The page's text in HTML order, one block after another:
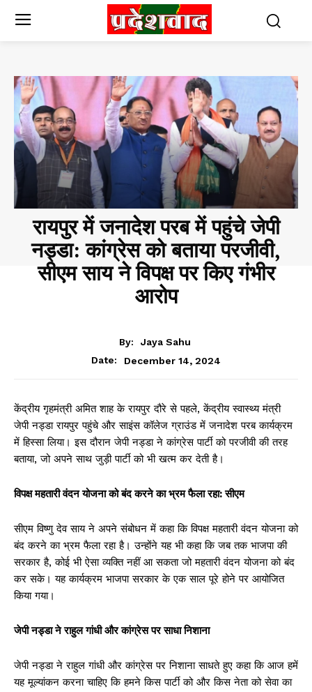
रायपुर में जनादेश परब में पहुंचे जेपी
नड्डा: कांग्रेस को बताया परजीवी,
सीएम साय ने विपक्ष पर किए गंभीर
आरोप
By:
Jaya Sahu
Date:
December 14, 2024
केंद्रीय गृहमंत्री अमित शाह के रायपुर दौरे से पहले, केंद्रीय स्वास्थ्य मंत्री
जेपी नड्डा रायपुर पहुंचे और साइंस कॉलेज ग्राउंड में जनादेश परब कार्यक्रम
में हिस्सा लिया। इस दौरान जेपी नड्डा ने कांग्रेस पार्टी को परजीवी की तरह
बताया, जो अपने साथ जुड़ी पार्टी को भी खत्म कर देती है।
विपक्ष महतारी वंदन योजना को बंद करने का भ्रम फैला रहा: सीएम
सीएम विष्णु देव साय ने अपने संबोधन में कहा कि विपक्ष महतारी वंदन योजना को
बंद करने का भ्रम फैला रहा है। उन्होंने यह भी कहा कि जब तक भाजपा की
सरकार है, कोई भी ऐसा व्यक्ति नहीं आ सकता जो महतारी वंदन योजना को बंद
कर सके। यह कार्यक्रम भाजपा सरकार के एक साल पूरे होने पर आयोजित
किया गया।
जेपी नड्डा ने राहुल गांधी और कांग्रेस पर साधा निशाना
जेपी नड्डा ने राहुल गांधी और कांग्रेस पर निशाना साधते हुए कहा कि आज हमें
यह मूल्यांकन करना चाहिए कि हमने किस पार्टी को और किस नेता को सेवा का